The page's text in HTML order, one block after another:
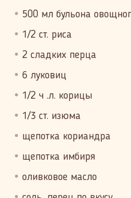
500 мл бульона
1/2 ст. риса
2 сладких перца
6 луковиц
1/2 ч .л. корицы
1/3 ст. изюма
щепотка кориандра
щепотка имбиря
оливковое масло